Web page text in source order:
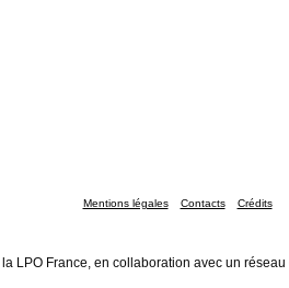
Mentions légales Contacts Crédits
LPO France, en collaboration avec un réseau